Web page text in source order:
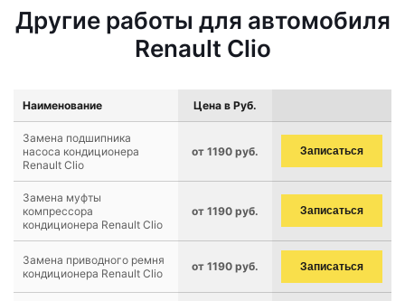
Другие работы для автомобиля
Renault Clio
Наименование Цена в Руб.
Замена подшипника
насоса кондиционера
Renault Clio
от 1190 руб. Записаться
Замена муфты
компрессора
кондиционера Renault Clio
от 1190 руб. Записаться
Замена приводного ремня
кондиционера Renault Clio
от 1190 руб. Записаться